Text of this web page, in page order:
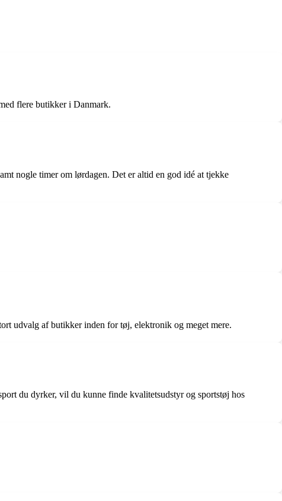
flere butikker i Danmark.
nogle timer om lørdagen. Det er altid en god idé at tjekke
udvalg af butikker inden for tøj, elektronik og meget mere.
du dyrker, vil du kunne finde kvalitetsudstyr og sportstøj hos